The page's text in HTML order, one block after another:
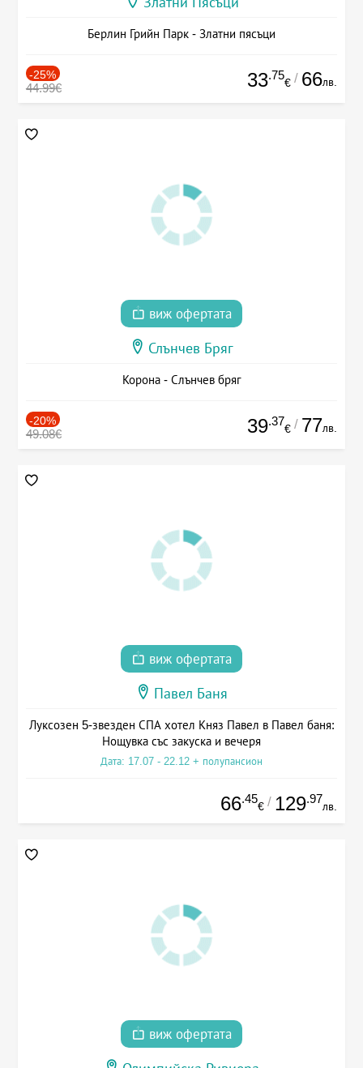
Берлин Грийн Парк - Златни пясъци
-25%
44.99€ 33.75
€ / 66лв.
виж офертата
Слънчев Бряг
Корона - Слънчев бряг
-20%
49.08€ 39.37
€ / 77лв.
виж офертата
Павел Баня
Луксозен 5-звезден СПА хотел Княз Павел в Павел баня:
Нощувка със закуска и вечеря
Дата: 17.07 - 22.12 + полупансион
66.45
€ / 129.97
лв.
виж офертата